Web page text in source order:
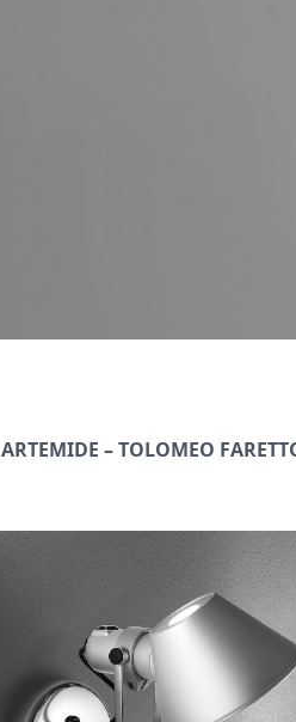
ARTEMIDE – TOLOMEO